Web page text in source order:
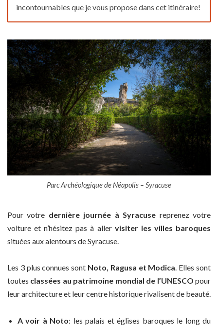
incontournables que je vous propose dans cet itinéraire!
Parc Archéologique de Néapolis – Syracuse
Pour votre dernière journée à Syracuse reprenez votre
voiture et n’hésitez pas à aller visiter les villes baroques
situées aux alentours de Syracuse.
Les 3 plus connues sont Noto, Ragusa et Modica. Elles sont
toutes classées au patrimoine mondial de l’UNESCO pour
leur architecture et leur centre historique rivalisent de beauté.
A voir à Noto: les palais et églises baroques le long du